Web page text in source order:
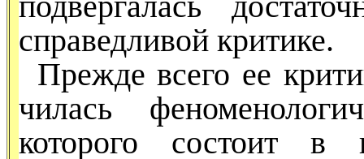
справедливой критике.
Прежде всего ее
чилась
которого состоит в